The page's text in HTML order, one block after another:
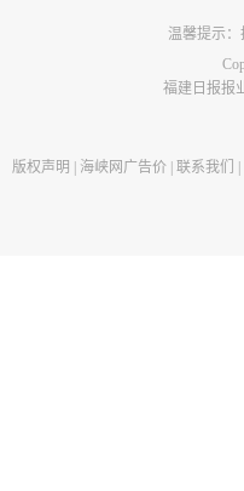
温馨提示
福建日报报
版权声明 海峡网广告价 联系我们